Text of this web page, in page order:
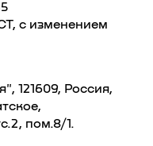
с изменением
121609, Россия,
пом.8/1.